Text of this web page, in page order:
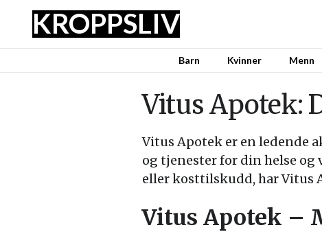
KROPPSLIV
Barn Kvinner Menn
Vitus Apotek:
Vitus Apotek er en ledende
og tjenester for din helse
eller kosttilskudd, har Vitus
Vitus Apotek –